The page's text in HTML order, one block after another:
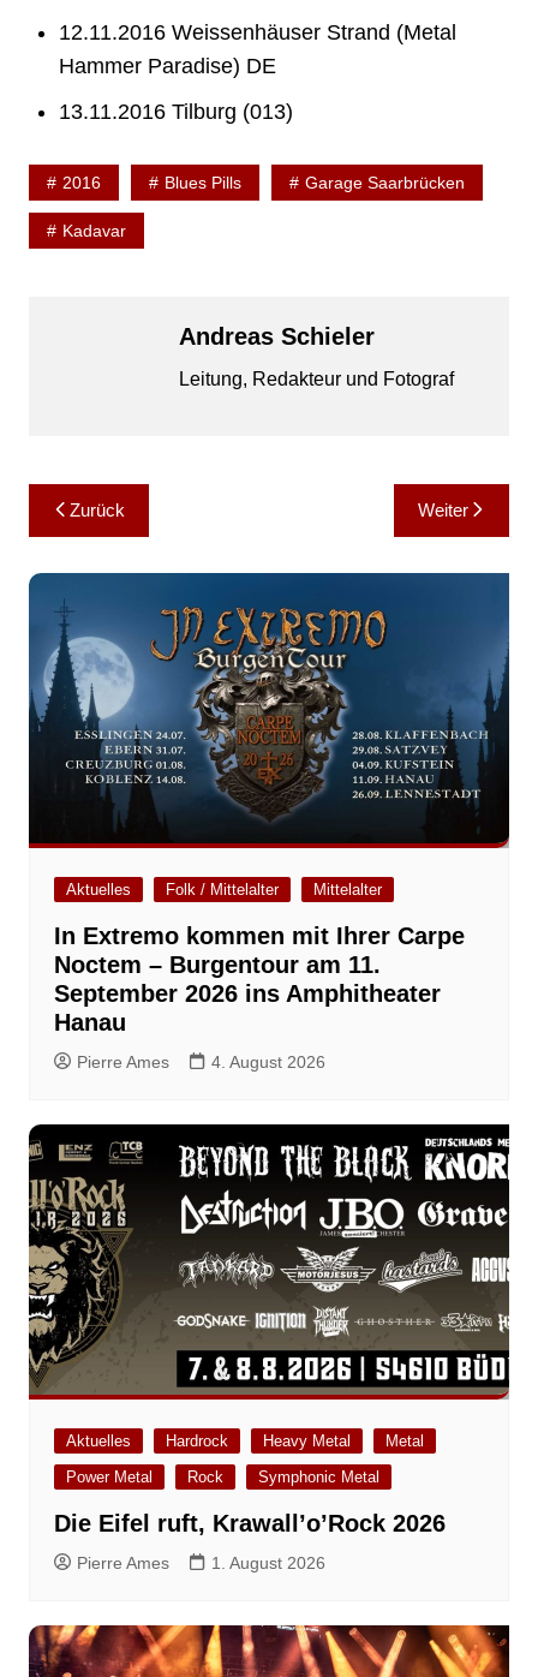
12.11.2016 Weissenhäuser Strand (Metal
Hammer Paradise) DE
13.11.2016 Tilburg (013)
2016 Blues Pills Garage Saarbrücken
Kadavar
Andreas Schieler
Leitung, Redakteur und Fotograf
Beitragsnavigation
Zurück Weiter
Aktuelles Folk / Mittelalter Mittelalter
In Extremo kommen mit Ihrer Carpe
Noctem – Burgentour am 11.
September 2026 ins Amphitheater
Hanau
Pierre Ames 4. August 2026
Aktuelles Hardrock Heavy Metal
Metal
Power Metal
Rock Symphonic Metal
Die Eifel ruft, Krawall’o’Rock 2026
Pierre Ames 1. August 2026